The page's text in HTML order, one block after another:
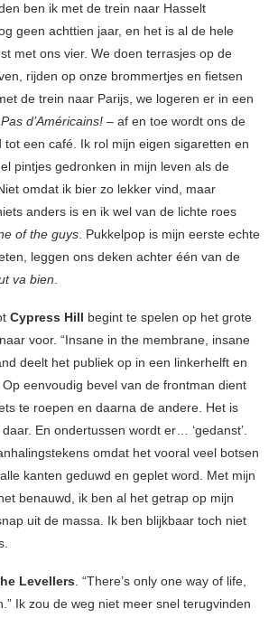
ben ik met de trein naar Hasselt
geen achttien jaar, en het is al de hele
met ons vier. We doen terrasjes op de
rijden op onze brommertjes en fietsen
de trein naar Parijs, we logeren er in een
Pas d’Américains! – af en toe wordt ons de
tot een café. Ik rol mijn eigen sigaretten en
pintjes gedronken in mijn leven als de
omdat ik bier zo lekker vind, maar
anders is en ik wel van de lichte roes
of the guys. Pukkelpop is mijn eerste echte
leggen ons deken achter één van de
va bien.
Cypress Hill begint te spelen op het grote
voor. “Insane in the membrane, insane
deelt het publiek op in een linkerhelft en
eenvoudig bevel van de frontman dient
te roepen en daarna de andere. Het is
daar. En ondertussen wordt er… ‘gedanst’.
omdat het vooral veel botsen
kanten geduwd en geplet word. Met mijn
benauwd, ik ben al het getrap op mijn
uit de massa. Ik ben blijkbaar toch niet
Levellers. “There’s only one way of life,
Ik zou de weg niet meer snel terugvinden